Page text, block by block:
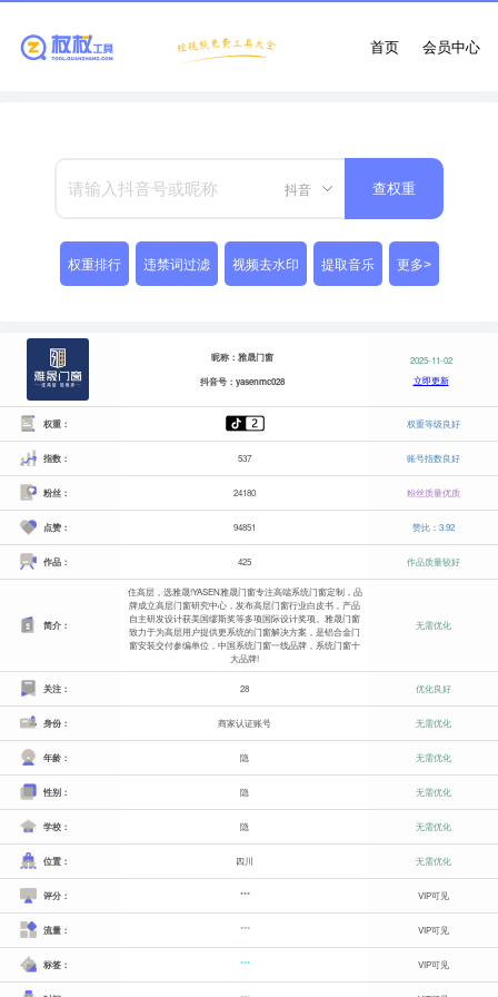
会员中心
首页
抖音 查权重
权重排行 违禁词过滤 视频去水印 提取音乐 更多>
昵称：雅晟门窗
抖音号：yasenmc028
2025-11-02
立即更新
权重： 权重等级良好
指数： 537 账号指数良好
粉丝： 24180 粉丝质量优质
点赞： 94851 赞比：3.92
作品： 425 作品质量较好
简介：
住高层，选雅晟!YASEN雅晟门窗专注高端系统门窗定制，品
牌成立高层门窗研究中心，发布高层门窗行业白皮书，产品
自主研发设计获美国缪斯奖等多项国际设计奖项。雅晟门窗
致力于为高层用户提供更系统的门窗解决方案，是铝合金门
窗安装交付参编单位，中国系统门窗一线品牌，系统门窗十
大品牌!
无需优化
关注： 28 优化良好
身份： 商家认证账号 无需优化
年龄： 隐 无需优化
性别： 隐 无需优化
学校： 隐 无需优化
位置： 四川 无需优化
评分： *** VIP可见
流量： *** VIP可见
标签： *** VIP可见